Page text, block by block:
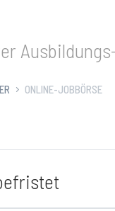
ONLINE-JOBBÖRSE